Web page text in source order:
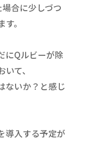
合に少しづつ
。
にQルビーが除
て、
ないか？と感じ
導入する予定が